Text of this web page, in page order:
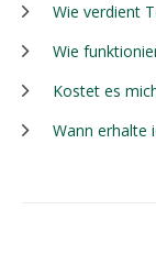
Wie verdient
Wie
Kostet es
Wann erhalte